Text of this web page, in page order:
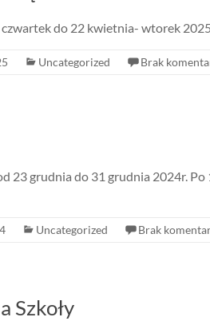
do 22 kwietnia- wtorek 2025
Uncategorized Brak
23 grudnia do 31 grudnia 2024r. Po
Uncategorized Brak
Szkoły